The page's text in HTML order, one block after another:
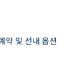
약 및 선내 옵션